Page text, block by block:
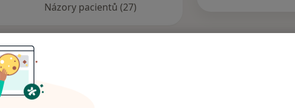
Názory pacientů (27)
nejsou k dispozici
informace o svých službách.